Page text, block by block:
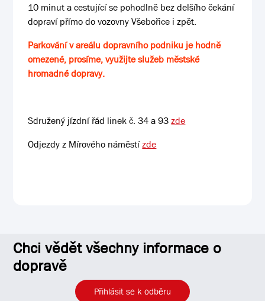
10 minut a cestující se pohodlně bez delšího čekání
dopraví přímo do vozovny Všebořice i zpět.
Parkování v areálu dopravního podniku je hodně
omezené, prosíme, využijte služeb městské
hromadné dopravy.
Sdružený jízdní řád linek č. 34 a 93zde
Odjezdy z Mírového náměstízde
Chci vědět všechny informace o
dopravě
Přihlásit se k odběru